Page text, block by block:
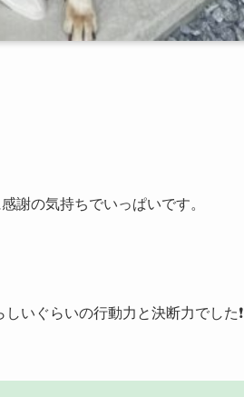
謝の気持ちでいっぱいです。
いぐらいの行動力と決断力でした❗️